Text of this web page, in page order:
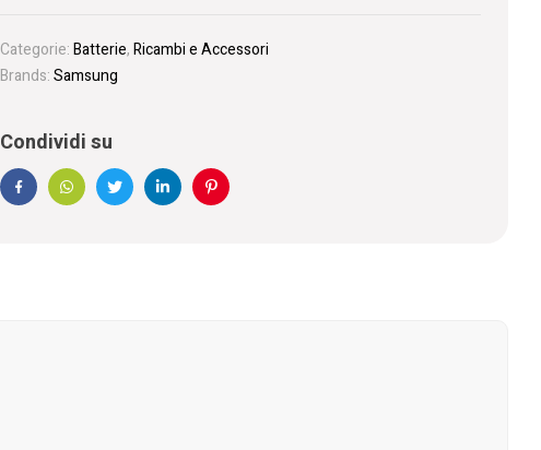
Categorie:Batterie,Ricambi e Accessori
Brands:Samsung
Condividi su
FacebookWhatsAppTwitterLinkedinPinterest